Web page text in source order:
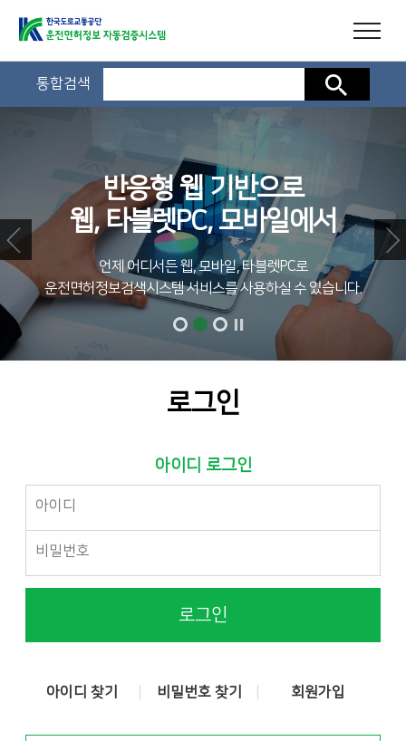
통합검색 검색
반응형 웹 기반으로
웹, 타블렛PC, 모바일에서
언제 어디서든 웹, 모바일, 타블렛PC로
운전면허정보검색시스템 서비스를 사용하실 수 있습니다.
로그인
아이디 로그인
로그인
아이디 찾기 비밀번호 찾기 회원가입